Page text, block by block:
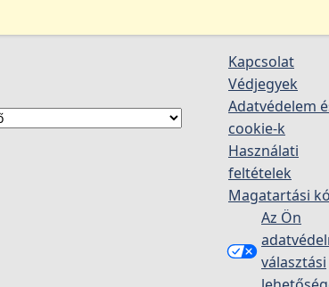
Kapcsolat
Védjegyek
Adatvédelem
cookie-k
Használati
feltételek
Magatartási
Az Ön
választási